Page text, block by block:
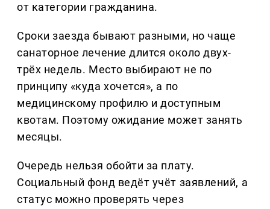
от категории гражданина.
Сроки заезда бывают разными, но чаще
санаторное лечение длится около двух-
трёх недель. Место выбирают не по
принципу «куда хочется», а по
медицинскому профилю и доступным
квотам. Поэтому ожидание может занять
месяцы.
Очередь нельзя обойти за плату.
Социальный фонд ведёт учёт заявлений, а
статус можно проверять через